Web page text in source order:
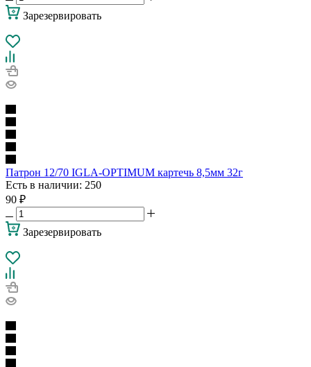
Зарезервировать
Патрон 12/70 IGLA-OPTIMUM картечь 8,5мм 32г
Есть в наличии: 250
90 ₽
Зарезервировать